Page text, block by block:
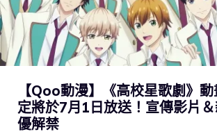
【Qoo動漫】《高校星歌劇》
定將於7月1日放送！宣傳影片
優解禁